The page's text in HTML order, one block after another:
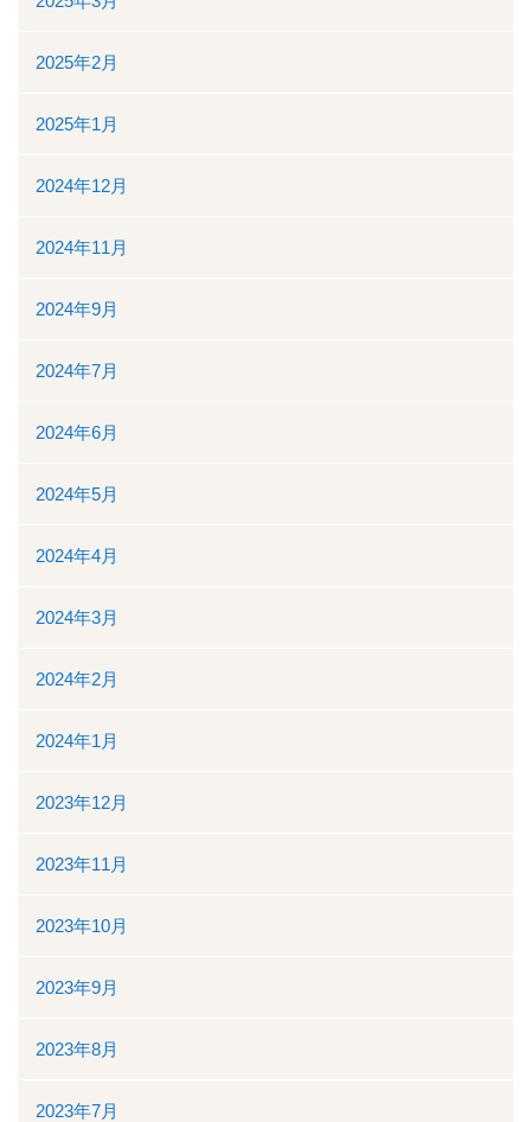
2025年2月
2025年1月
2024年12月
2024年11月
2024年9月
2024年7月
2024年6月
2024年5月
2024年4月
2024年3月
2024年2月
2024年1月
2023年12月
2023年11月
2023年10月
2023年9月
2023年8月
2023年7月